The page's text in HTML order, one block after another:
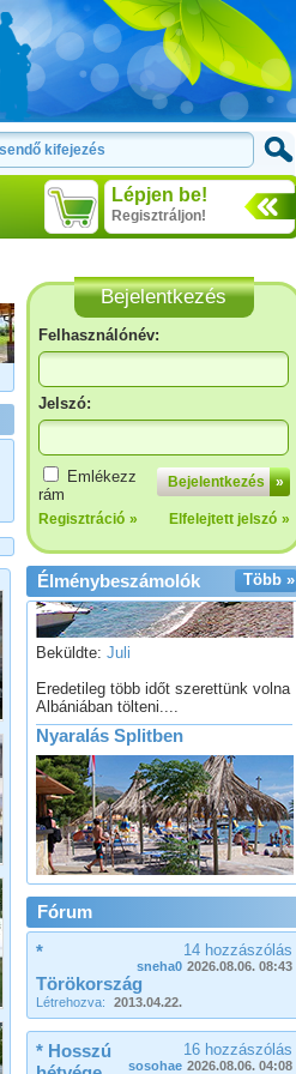
Lépjen be!
Regisztráljon!
Bejelentkezés
Felhasználónév:
Jelszó:
Bejelentkezés »
Emlékezz
rám
Regisztráció » Elfelejtett jelszó »
Több »
Élménybeszámolók
Montenegró, Albánia
Beküldte:Juli
Eredetileg több időt szerettünk volna
Nyaralás Splitben
Beküldte:PSteve
Rengeteg látnivaló van...
Somogy ország
Beküldte:laci
A Kund kastély belső udvara lett
Fórum
14 hozzászólás
sneha0 2026.08.06. 08:43
*
Törökország
Létrehozva: 2013.04.22.
16 hozzászólás
sosohae 2026.08.06. 04:08
* Hosszú